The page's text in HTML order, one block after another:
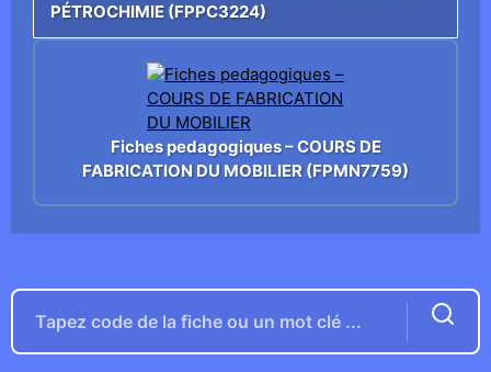
PÉTROCHIMIE (FPPC3224)
Fiches pedagogiques – COURS DE
FABRICATION DU MOBILIER (FPMN7759)